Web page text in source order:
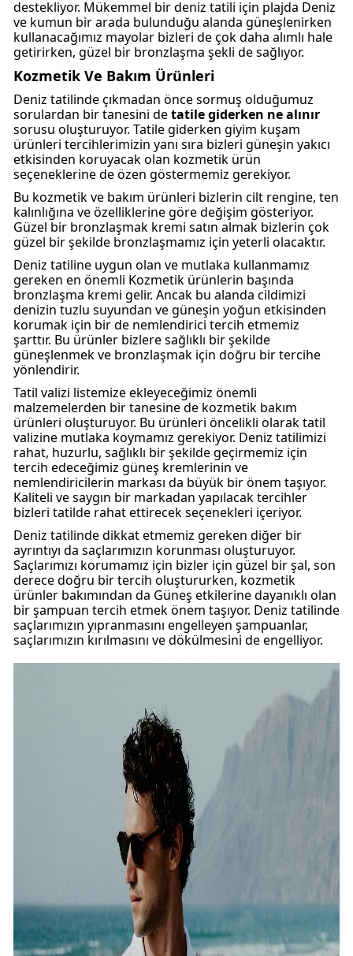
destekliyor. Mükemmel bir deniz tatili için plajda Deniz
ve kumun bir arada bulunduğu alanda güneşlenirken
kullanacağımız mayolar bizleri de çok daha alımlı hale
getirirken, güzel bir bronzlaşma şekli de sağlıyor.
Kozmetik Ve Bakım Ürünleri
Deniz tatilinde çıkmadan önce sormuş olduğumuz
sorulardan bir tanesini detatile giderken ne alınır
sorusu oluşturuyor. Tatile giderken giyim kuşam
ürünleri tercihlerimizin yanı sıra bizleri güneşin yakıcı
etkisinden koruyacak olan kozmetik ürün
seçeneklerine de özen göstermemiz gerekiyor.
Bu kozmetik ve bakım ürünleri bizlerin cilt rengine, ten
kalınlığına ve özelliklerine göre değişim gösteriyor.
Güzel bir bronzlaşmak kremi satın almak bizlerin çok
güzel bir şekilde bronzlaşmamız için yeterli olacaktır.
Deniz tatiline uygun olan ve mutlaka kullanmamız
gereken en önemli Kozmetik ürünlerin başında
bronzlaşma kremi gelir. Ancak bu alanda cildimizi
denizin tuzlu suyundan ve güneşin yoğun etkisinden
korumak için bir de nemlendirici tercih etmemiz
şarttır. Bu ürünler bizlere sağlıklı bir şekilde
güneşlenmek ve bronzlaşmak için doğru bir tercihe
yönlendirir.
Tatil valizi listemize ekleyeceğimiz önemli
malzemelerden bir tanesine de kozmetik bakım
ürünleri oluşturuyor. Bu ürünleri öncelikli olarak tatil
valizine mutlaka koymamız gerekiyor. Deniz tatilimizi
rahat, huzurlu, sağlıklı bir şekilde geçirmemiz için
tercih edeceğimiz güneş kremlerinin ve
nemlendiricilerin markası da büyük bir önem taşıyor.
Kaliteli ve saygın bir markadan yapılacak tercihler
bizleri tatilde rahat ettirecek seçenekleri içeriyor.
Deniz tatilinde dikkat etmemiz gereken diğer bir
ayrıntıyı da saçlarımızın korunması oluşturuyor.
Saçlarımızı korumamız için bizler için güzel bir şal, son
derece doğru bir tercih oluştururken, kozmetik
ürünler bakımından da Güneş etkilerine dayanıklı olan
bir şampuan tercih etmek önem taşıyor. Deniz tatilinde
saçlarımızın yıpranmasını engelleyen şampuanlar,
saçlarımızın kırılmasını ve dökülmesini de engelliyor.